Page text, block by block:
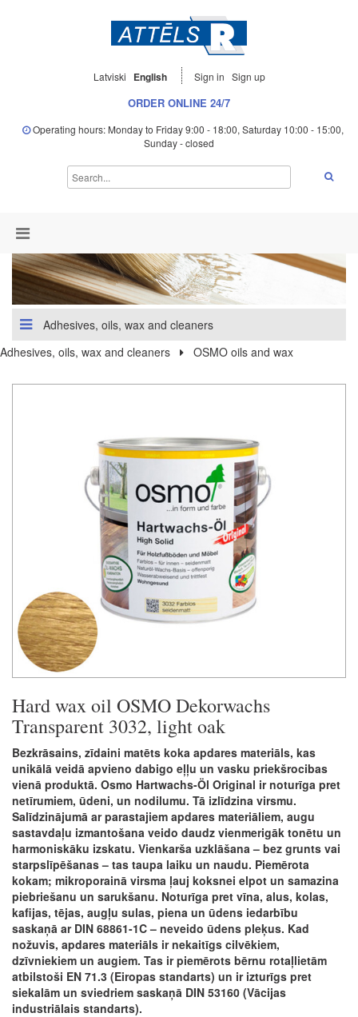
Latviski English Sign in Sign up
ORDER ONLINE 24/7
Operating hours: Monday to Friday 9:00 - 18:00, Saturday 10:00 - 15:00,
Sunday - closed
Adhesives, oils, wax and cleaners
Adhesives, oils, wax and cleaners
OSMO oils and wax
Hard wax oil OSMO Dekorwachs
Transparent 3032, light oak
Bezkrāsains, zīdaini matēts koka apdares materiāls, kas
unikālā veidā apvieno dabigo eļļu un vasku priekšrocibas
vienā produktā. Osmo Hartwachs-Öl Original ir noturīga pret
netīrumiem, ūdeni, un nodilumu. Tā izlīdzina virsmu.
Salīdzinājumā ar parastajiem apdares materiāliem, augu
sastavdaļu izmantošana veido daudz vienmerigāk tonētu un
harmoniskāku izskatu. Vienkarša uzklāšana – bez grunts vai
starpslīpēšanas – tas taupa laiku un naudu. Piemērota
kokam; mikroporainā virsma ļauj koksnei elpot un samazina
piebriešanu un sarukšanu. Noturīga pret vīna, alus, kolas,
kafijas, tējas, augļu sulas, piena un ūdens iedarbību
saskaņā ar DIN 68861-1C – neveido ūdens pleķus. Kad
nožuvis, apdares materiāls ir nekaitīgs cilvēkiem,
dzīvniekiem un augiem. Tas ir piemērots bērnu rotaļlietām
atbilstoši EN 71.3 (Eiropas standarts) un ir izturīgs pret
siekalām un sviedriem saskaņā DIN 53160 (Vācijas
industriālais standarts).